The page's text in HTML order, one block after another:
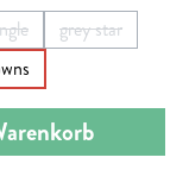
nicht verfügbar.)
Option ist zurzeit nicht
grey star
(Diese Option
nicht verfügbar.)
Wert ein